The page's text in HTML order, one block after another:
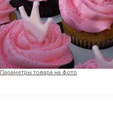
Параметры товара на фото